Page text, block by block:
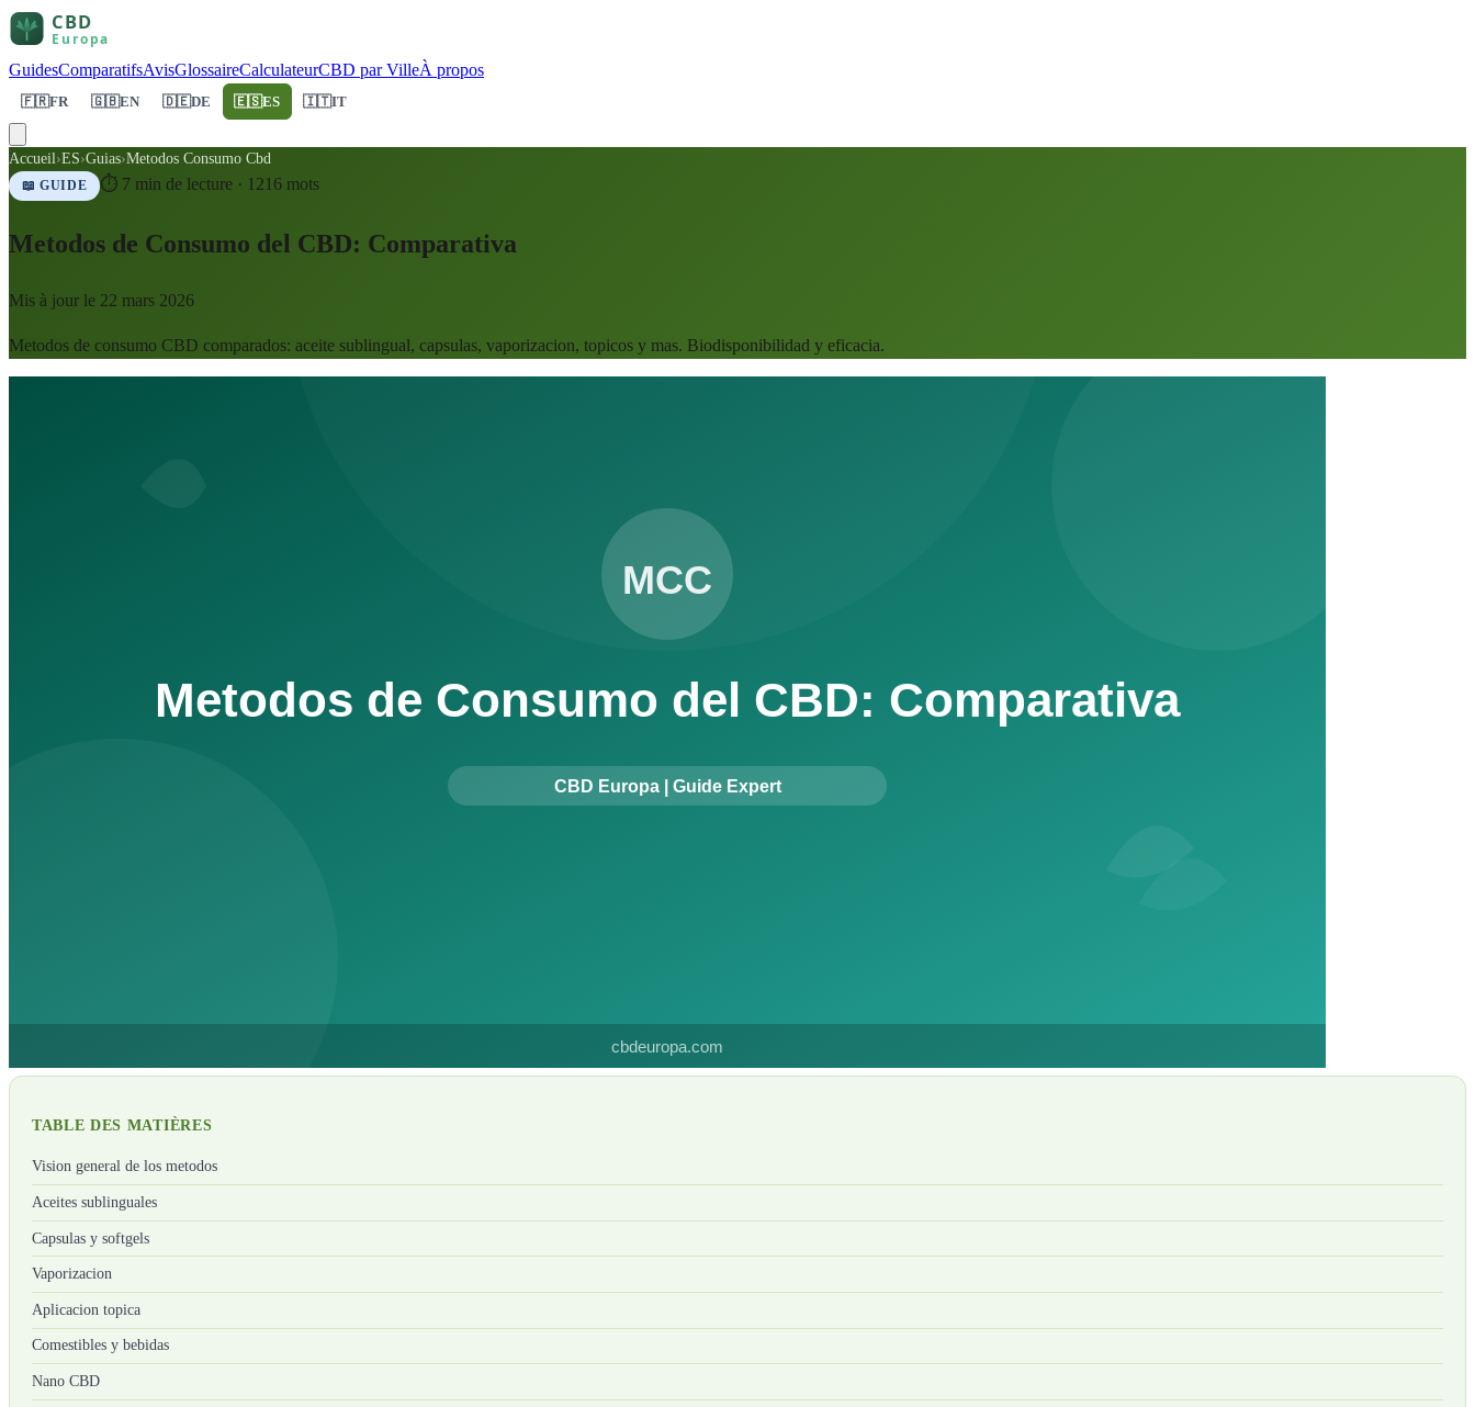
GuidesComparatifsAvisGlossaireCalculateurCBD par VilleÀ propos
🇫🇷FR 🇬🇧EN 🇩🇪DE 🇪🇸ES 🇮🇹IT
Accueil›ES›Guias›Metodos Consumo Cbd
📖 GUIDE ⏱ 7 min de lecture · 1216 mots
Metodos de Consumo del CBD: Comparativa
Mis à jour le 22 mars 2026
Metodos de consumo CBD comparados: aceite sublingual, capsulas, vaporizacion, topicos y mas. Biodisponibilidad y eficacia.
TABLE DES MATIÈRES
Vision general de los metodos
Aceites sublinguales
Capsulas y softgels
Vaporizacion
Aplicacion topica
Comestibles y bebidas
Nano CBD